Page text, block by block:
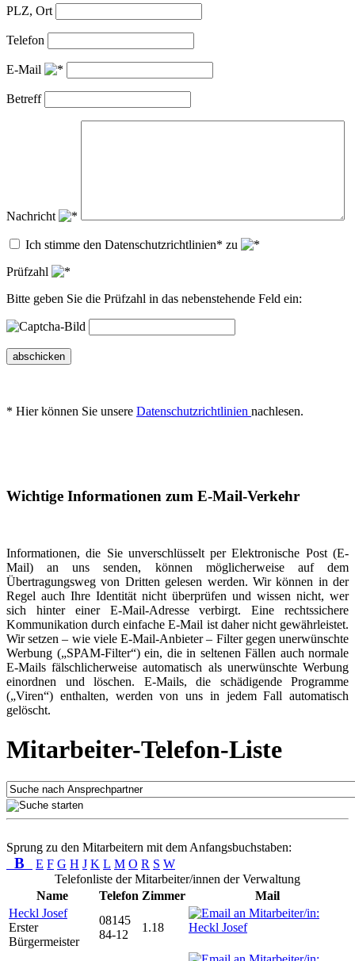
PLZ, Ort
Telefon
E-Mail
Betreff
Nachricht
Ich stimme den Datenschutzrichtlinien* zu
Prüfzahl
Bitte geben Sie die Prüfzahl in das nebenstehende Feld ein:
abschicken
* Hier können Sie unsere Datenschutzrichtlinien nachlesen.
Wichtige Informationen zum E-Mail-Verkehr
Informationen, die Sie unverschlüsselt per Elektronische Post (E-
Mail) an uns senden, können möglicherweise auf dem
Übertragungsweg von Dritten gelesen werden. Wir können in der
Regel auch Ihre Identität nicht überprüfen und wissen nicht, wer
sich hinter einer E-Mail-Adresse verbirgt. Eine rechtssichere
Kommunikation durch einfache E-Mail ist daher nicht gewährleistet.
Wir setzen – wie viele E-Mail-Anbieter – Filter gegen unerwünschte
Werbung („SPAM-Filter“) ein, die in seltenen Fällen auch normale
E-Mails fälschlicherweise automatisch als unerwünschte Werbung
einordnen und löschen. E-Mails, die schädigende Programme
(„Viren“) enthalten, werden von uns in jedem Fall automatisch
gelöscht.
Mitarbeiter-Telefon-Liste
Sprung zu den Mitarbeitern mit dem Anfangsbuchstaben:
B E F G H J K L M O R S W
Telefonliste der Mitarbeiter/innen der Verwaltung
Name
Telefon Zimmer
Mail
Heckl Josef
Erster
Bürgermeister
08145
84-12
1.18